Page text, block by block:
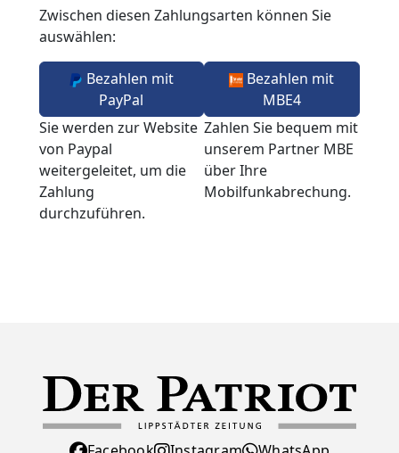
Zwischen diesen Zahlungsarten können Sie
auswählen:
Bezahlen mit
PayPal
Sie werden zur Website
von Paypal
weitergeleitet, um die
Zahlung
durchzuführen.
Bezahlen mit
MBE4
Zahlen Sie bequem mit
unserem Partner MBE
über Ihre
Mobilfunkabrechung.